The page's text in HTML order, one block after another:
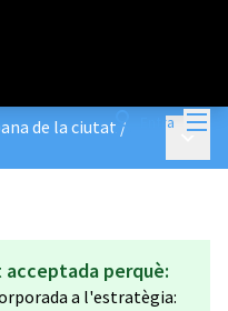
Entra
de la ciutat /
perquè:
a l'estratègia: